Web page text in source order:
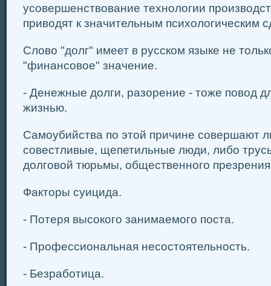
усовершенствование технологии
приводят к значительным психологическим
Слово "долг" имеет в русском языке не
"финансовое" значение.
- Денежные долги, разорение - тоже повод
жизнью.
Самоубийства по этой причине совершают
совестливые, щепетильные люди, либо
долговой тюрьмы, общественного
Факторы суицида.
- Потеря высокого занимаемого поста.
- Профессиональная несостоятельность.
- Безработица.